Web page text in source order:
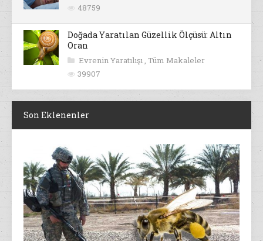
48759
Doğada Yaratılan Güzellik Ölçüsü: Altın
Oran
Evrenin Yaratılışı , Tüm Makaleler
39907
Son Eklenenler